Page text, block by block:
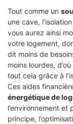
Tout comme un
une cave,
vous aurez ainsi
votre logement,
dit moins de
moins lourdes,
tout cela grâce à
Ces aides
énergétique de
l’environnement et
principe,